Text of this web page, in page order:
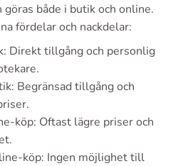
både i butik och online.
fördelar och nackdelar:
Direkt tillgång och personlig
Begränsad tillgång och
köp: Oftast lägre priser och
köp: Ingen möjlighet till